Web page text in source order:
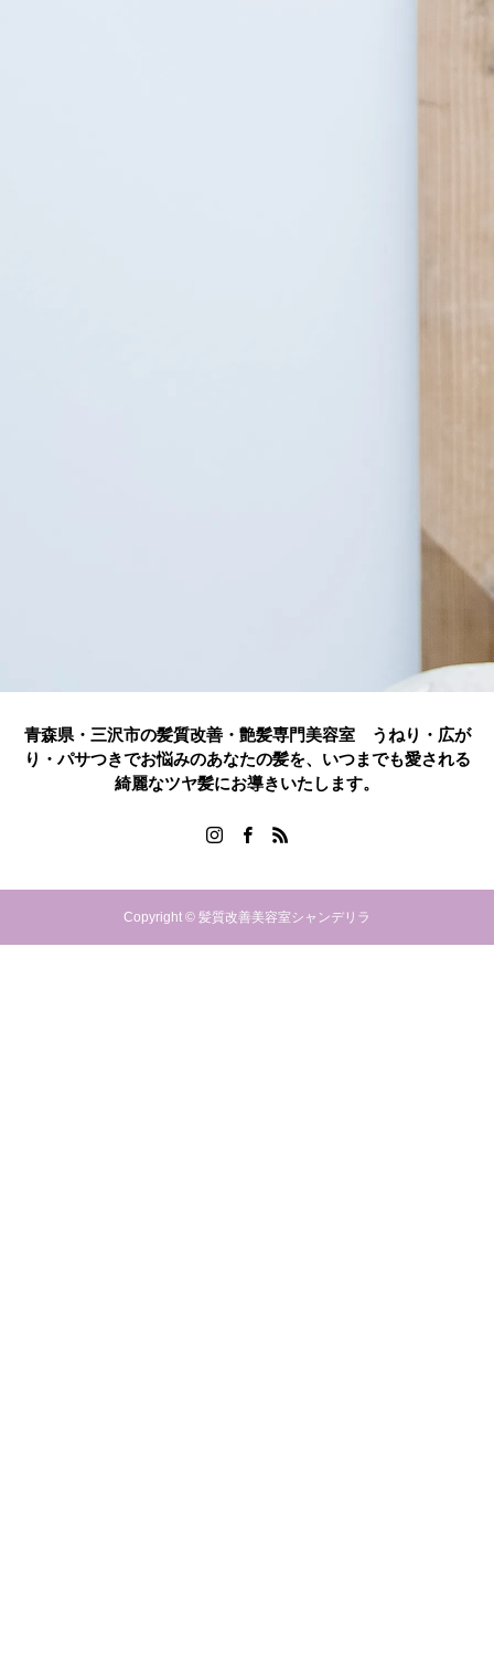
青森県・三沢市の髪質改善・艶髪専門美容室 うねり・広が
り・パサつきでお悩みのあなたの髪を、いつまでも愛される
綺麗なツヤ髪にお導きいたします。
Copyright © 髪質改善美容室シャンデリラ